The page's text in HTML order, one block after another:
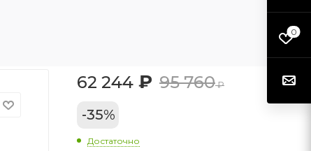
62 244 ₽ 95 760₽
-35%
Достаточно
0